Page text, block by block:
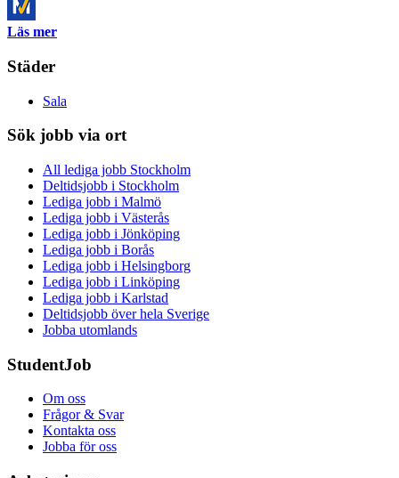
Läs mer
Städer
Sala
Sök jobb via ort
All lediga jobb Stockholm
Deltidsjobb i Stockholm
Lediga jobb i Malmö
Lediga jobb i Västerås
Lediga jobb i Jönköping
Lediga jobb i Borås
Lediga jobb i Helsingborg
Lediga jobb i Linköping
Lediga jobb i Karlstad
Deltidsjobb över hela Sverige
Jobba utomlands
StudentJob
Om oss
Frågor & Svar
Kontakta oss
Jobba för oss